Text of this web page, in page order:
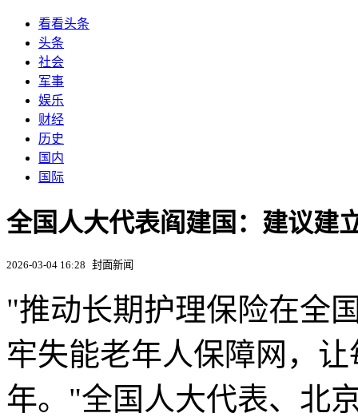
看看头条
头条
社会
军事
娱乐
财经
历史
国内
国际
全国人大代表阎建国：建议建
2026-03-04 16:28 封面新闻
"推动长期护理保险在全
牢失能老年人保障网，
年。"全国人大代表、北